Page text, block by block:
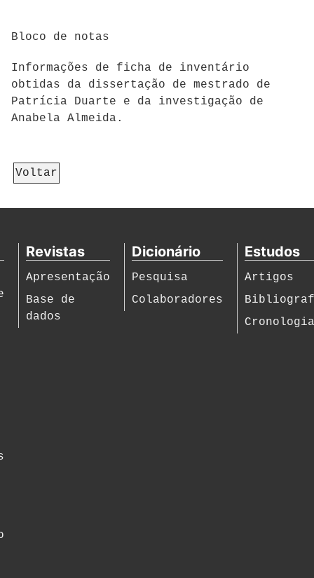
Bloco de notas
Informações de ficha de inventário
obtidas da dissertação de mestrado de
Patrícia Duarte e da investigação de
Anabela Almeida.
Voltar
Revistas
Apresentação
Base de
dados
Dicionário
Pesquisa
Colaboradores
Estudos
Artigos